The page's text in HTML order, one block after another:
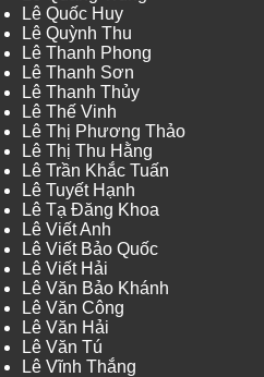
Lê Quốc Huy
Lê Quỳnh Thu
Lê Thanh Phong
Lê Thanh Sơn
Lê Thanh Thủy
Lê Thế Vinh
Lê Thị Phương Thảo
Lê Thị Thu Hằng
Lê Trần Khắc Tuấn
Lê Tuyết Hạnh
Lê Tạ Đăng Khoa
Lê Viết Anh
Lê Viết Bảo Quốc
Lê Viết Hải
Lê Văn Bảo Khánh
Lê Văn Công
Lê Văn Hải
Lê Văn Tú
Lê Vĩnh Thắng